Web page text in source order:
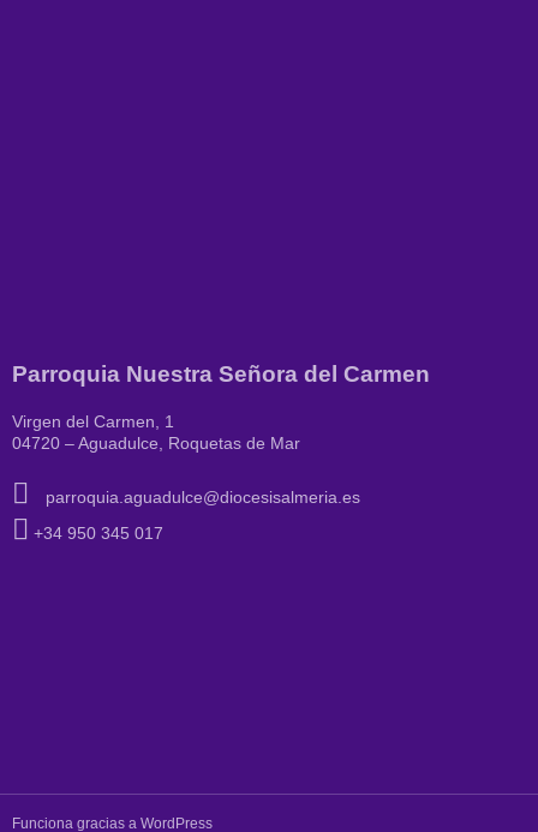
Parroquia Nuestra Señora del Carmen
Virgen del Carmen, 1
04720 – Aguadulce, Roquetas de Mar
parroquia.aguadulce@diocesisalmeria.es
+34 950 345 017
Funciona gracias a WordPress